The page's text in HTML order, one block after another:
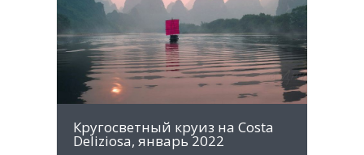
MORE INFO
Кругосветный круиз на Costa
Deliziosa, январь 2022